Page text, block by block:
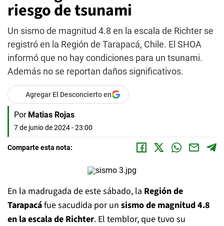
riesgo de tsunami
Un sismo de magnitud 4.8 en la escala de Richter se
registró en la Región de Tarapacá, Chile. El SHOA
informó que no hay condiciones para un tsunami.
Además no se reportan daños significativos.
Agregar El Desconcierto en
Por Matias Rojas
7 de junio de 2024 - 23:00
Comparte esta nota:
En la madrugada de este sábado, la Región de
Tarapacáfue sacudida por un sismo de magnitud 4.8
en la escala de Richter. El temblor, que tuvo su